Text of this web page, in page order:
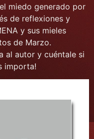
miedo generado por
de reflexiones y
y sus mieles
de Marzo.
al autor y cuéntale si
importa!